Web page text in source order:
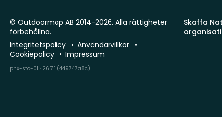
Skaffa
© Outdoormap AB 2014-2026. Alla rättigheter
förbehållna.
Integritetspolicy
Användarvillkor
Cookiepolicy
Impressum
phx-sto-01 · 26.7.1 (449747a8c)